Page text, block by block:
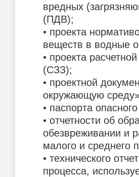
вредных
(ПДВ);
• проекта
веществ в водные
• проекта
(СЗЗ);
• проектной
окружающую
• паспорта
• отчетности об
обезвреживании и
малого и среднего
• технического
процесса,